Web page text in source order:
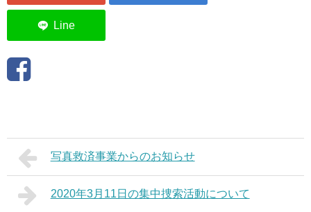
写真救済事業からのお知らせ
2020年3月11日の集中捜索活動について